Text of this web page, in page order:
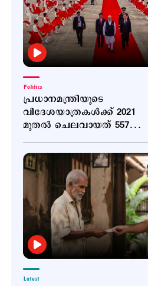
Politics
പ്രധാനമന്ത്രിയുടെ
വിദേശയാത്രകൾക്ക് 2021
മുതൽ ചെലവായത് 557
രാജ്യസഭയിൽ
Latest